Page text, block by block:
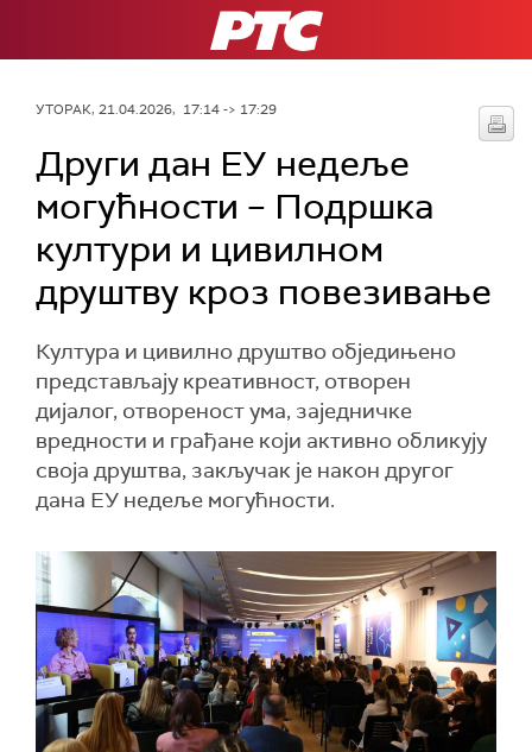
РТС
УТОРАК, 21.04.2026, 17:14 -> 17:29
Други дан ЕУ недеље
могућности – Подршка
култури и цивилном
друштву кроз повезивање
Култура и цивилно друштво обједињено
представљају креативност, отворен
дијалог, отвореност ума, заједничке
вредности и грађане који активно обликују
своја друштва, закључак је након другог
дана ЕУ недеље могућности.